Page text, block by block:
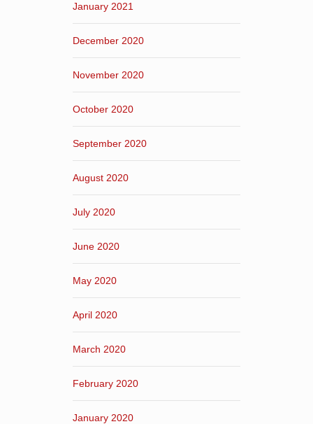
January 2021
December 2020
November 2020
October 2020
September 2020
August 2020
July 2020
June 2020
May 2020
April 2020
March 2020
February 2020
January 2020